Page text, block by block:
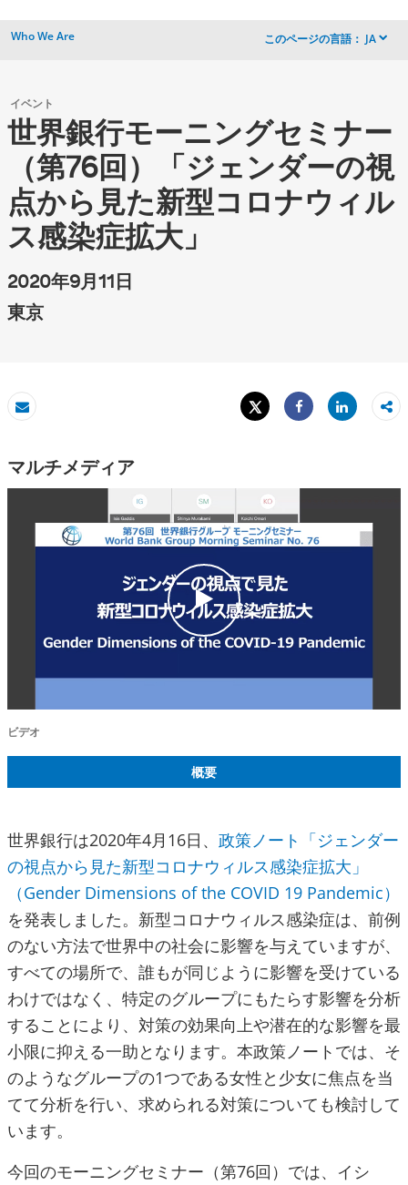
Who We Are このページの言語： JA dropdown
イベント
世界銀行モーニングセミナー
（第76回）「ジェンダーの視
点から見た新型コロナウィル
ス感染症拡大」
2020年9月11日
東京
Eメール
Tweet
Share
Share
マルチメディア
c
l
i
k
ビデオ
概要
世界銀行は2020年4月16日、 政策ノート「ジェンダー
の視点から見た新型コロナウィルス感染症拡大」
（Gender Dimensions of the COVID 19 Pandemic）
を発表しました。新型コロナウィルス感染症は、前例
のない方法で世界中の社会に影響を与えていますが、
すべての場所で、誰もが同じように影響を受けている
わけではなく、特定のグループにもたらす影響を分析
することにより、対策の効果向上や潜在的な影響を最
小限に抑える一助となります。本政策ノートでは、そ
のようなグループの1つである女性と少女に焦点を当
てて分析を行い、求められる対策についても検討して
います。
今回のモーニングセミナー（第76回）では、イシ